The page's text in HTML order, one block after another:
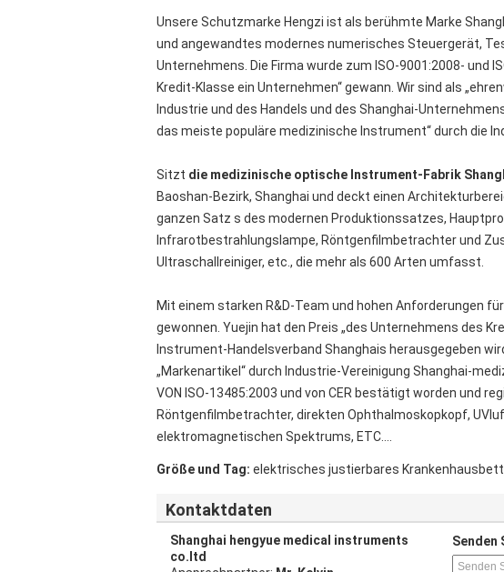
Unsere Schutzmarke Hengzi ist als berühmte Marke
und angewandtes modernes numerisches Steuergerät,
Unternehmens. Die Firma wurde zum ISO-9001:2008-
Kredit-Klasse ein Unternehmen“ gewann. Wir sind als
Industrie und des Handels und des Shanghai-
das meiste populäre medizinische Instrument“ durch die
Sitzt die medizinische optische Instrument-Fabrik
Baoshan-Bezirk, Shanghai und deckt einen
ganzen Satz s des modernen Produktionssatzes,
Infrarotbestrahlungslampe, Röntgenfilmbetrachter und
Ultraschallreiniger, etc., die mehr als 600 Arten umfasst.
Mit einem starken R&D-Team und hohen Anforderungen
gewonnen. Yuejin hat den Preis „des Unternehmens des
Instrument-Handelsverband Shanghais herausgegeben
„Markenartikel“ durch Industrie-Vereinigung Shanghai-
VON ISO-13485:2003 und von CER bestätigt worden und
Röntgenfilmbetrachter, direkten Ophthalmoskopkopf,
elektromagnetischen Spektrums, ETC….
Größe und Tag: elektrisches justierbares Krankenhausbett
Kontaktdaten
Shanghai hengyue medical instruments
co.ltd
Senden